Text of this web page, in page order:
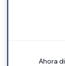
Ahora